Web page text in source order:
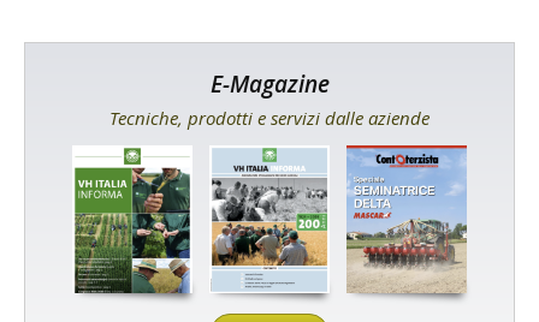
E-Magazine
Tecniche, prodotti e servizi dalle aziende